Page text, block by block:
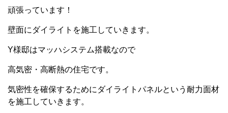
頑張っています！
壁面にダイライトを施工していきます。
Y様邸はマッハシステム搭載なので
高気密・高断熱の住宅です。
気密性を確保するためにダイライトパネルという耐力面材
を施工していきます。